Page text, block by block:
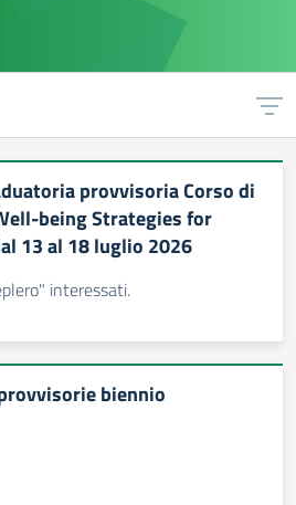
provvisoria Corso di
being Strategies for
13 al 18 luglio 2026
interessati.
biennio